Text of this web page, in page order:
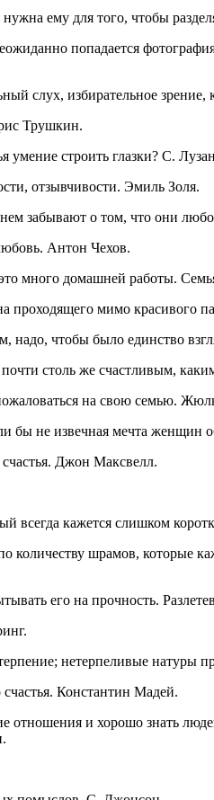
ему для того, чтобы
попадается
слух, избирательное
Трушкин.
умение строить глазки? С.
отзывчивости. Эмиль Золя.
забывают о том, что они
Антон Чехов.
это много домашней работы.
проходящего мимо красивого
чтобы было единство
столь же счастливым,
на свою семью.
бы не извечная мечта женщин
Джон Максвелл.
всегда кажется слишком
количеству шрамов, которые
его на прочность.
нетерпеливые натуры
Константин Мадей.
отношения и хорошо знать